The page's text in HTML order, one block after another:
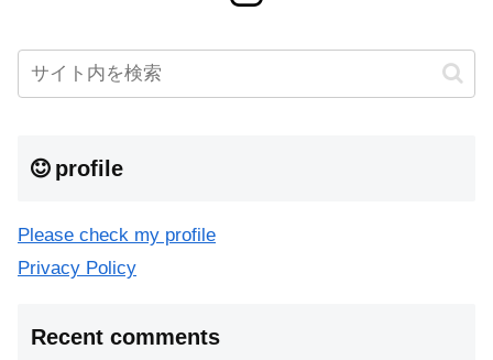
profile
Please check my profile
Privacy Policy
Recent comments